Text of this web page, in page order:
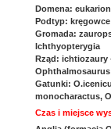
Domena:
Podtyp: kręgowce
Gromada:
Ichthyopterygia
Rząd: ichtiozaury
Ophthalmosaurus
Gatunki:
monocharactus,
Czas i miejsce